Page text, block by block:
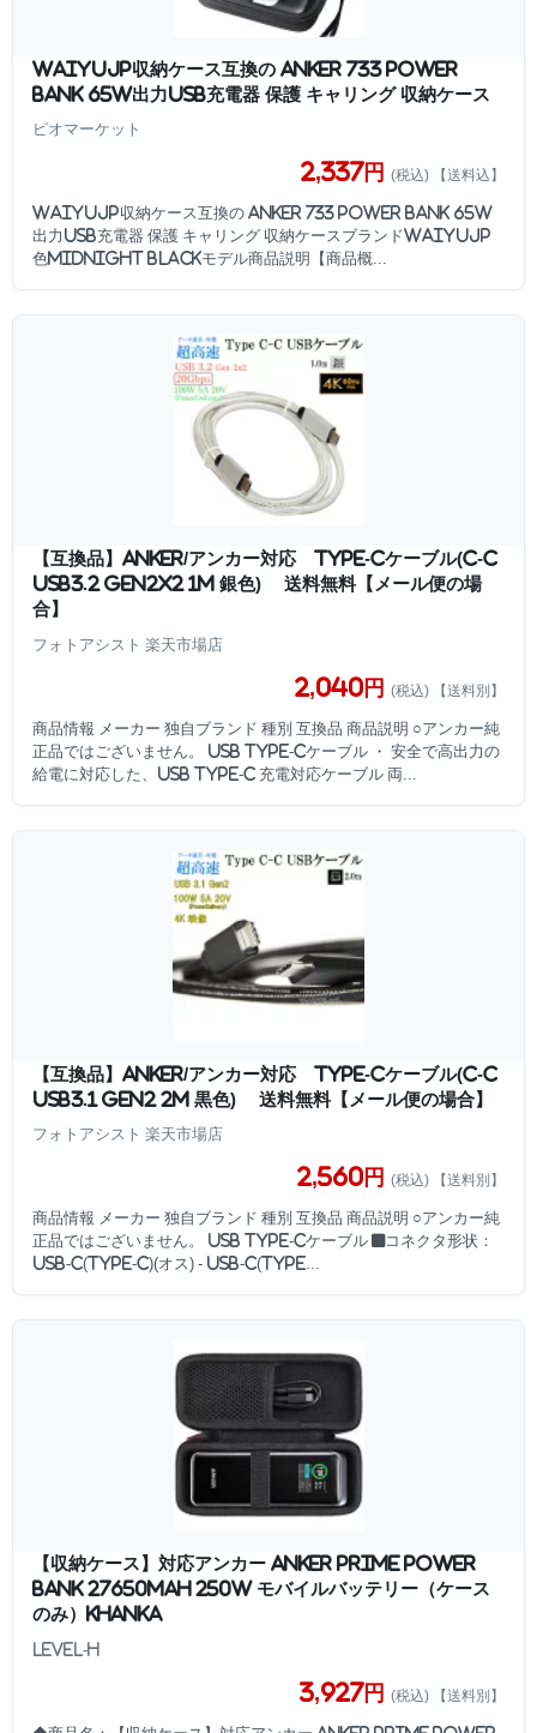
WAIYUJP収納ケース互換の Anker 733 Power
Bank 65W出力USB充電器 保護 キャリング 収納ケース
ピオマーケット
2,337円 (税込) 【送料込】
WAIYUJP収納ケース互換の Anker 733 Power Bank 65W
出力USB充電器 保護 キャリング 収納ケースブランドWAIYUJP
色midnight blackモデル商品説明【商品概...
【互換品】Anker/アンカー対応 Type-Cケーブル(C-C
USB3.2 gen2x2 1m 銀色) 送料無料【メール便の場
合】
フォトアシスト 楽天市場店
2,040円 (税込) 【送料別】
商品情報 メーカー 独自ブランド 種別 互換品 商品説明 ○アンカー純
正品ではございません。 USB Type-Cケーブル ・ 安全で高出力の
給電に対応した、USB Type-C 充電対応ケーブル 両...
【互換品】Anker/アンカー対応 Type-Cケーブル(C-C
USB3.1 gen2 2m 黒色) 送料無料【メール便の場合】
フォトアシスト 楽天市場店
2,560円 (税込) 【送料別】
商品情報 メーカー 独自ブランド 種別 互換品 商品説明 ○アンカー純
正品ではございません。 USB Type-Cケーブル ■コネクタ形状：
USB-C(Type-C)(オス) - USB-C(Type...
【収納ケース】対応アンカー Anker Prime Power
Bank 27650mAh 250W モバイルバッテリー（ケース
のみ）Khanka
Level-H
3,927円 (税込) 【送料別】